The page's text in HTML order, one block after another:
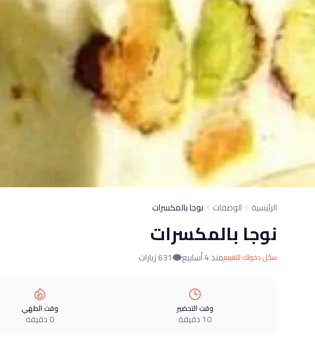
الرئيسية الوصفات نوجا بالمكسرات
نوجا بالمكسرات
سجّل دخولك للتقييممنذ 4 أسابيع 631 زيارات
وقت التحضير
10 دقيقة
وقت الطهي
0 دقيقة